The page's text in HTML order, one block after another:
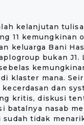
kelanjutan
11 kemungkinan
keluarga Bani
bukan J1.
klaster mana.
dan
kritis, diskusi
batalnya nasab
sudah tidak